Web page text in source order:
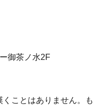
御茶ノ水2F
ことはありません。も